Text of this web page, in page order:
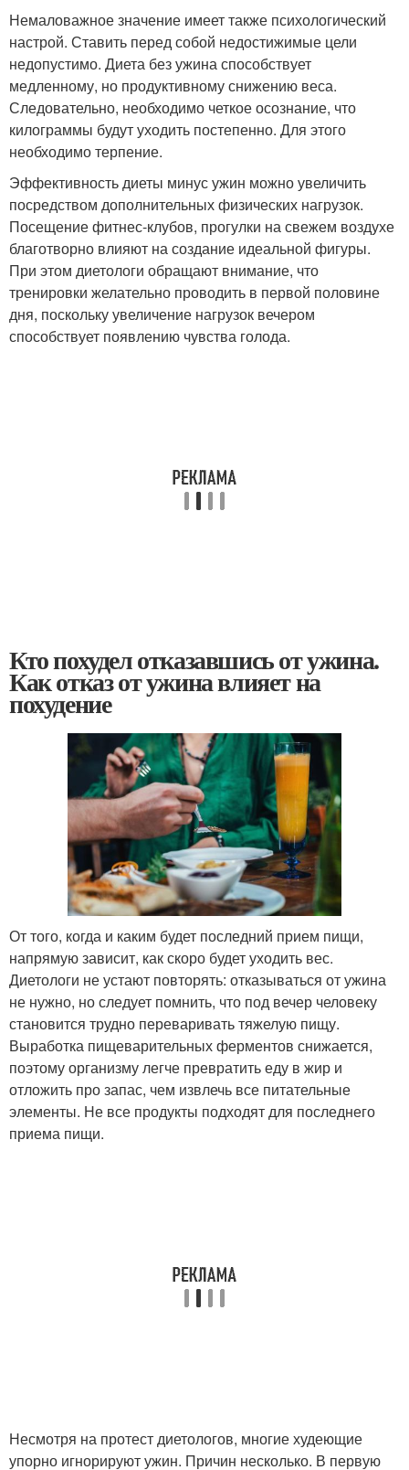
Немаловажное значение имеет также психологический
настрой. Ставить перед собой недостижимые цели
недопустимо. Диета без ужина способствует
медленному, но продуктивному снижению веса.
Следовательно, необходимо четкое осознание, что
килограммы будут уходить постепенно. Для этого
необходимо терпение.
Эффективность диеты минус ужин можно увеличить
посредством дополнительных физических нагрузок.
Посещение фитнес-клубов, прогулки на свежем воздухе
благотворно влияют на создание идеальной фигуры.
При этом диетологи обращают внимание, что
тренировки желательно проводить в первой половине
дня, поскольку увеличение нагрузок вечером
способствует появлению чувства голода.
Кто похудел отказавшись от ужина.
Как отказ от ужина влияет на
похудение
От того, когда и каким будет последний прием пищи,
напрямую зависит, как скоро будет уходить вес.
Диетологи не устают повторять: отказываться от ужина
не нужно, но следует помнить, что под вечер человеку
становится трудно переваривать тяжелую пищу.
Выработка пищеварительных ферментов снижается,
поэтому организму легче превратить еду в жир и
отложить про запас, чем извлечь все питательные
элементы. Не все продукты подходят для последнего
приема пищи.
Несмотря на протест диетологов, многие худеющие
упорно игнорируют ужин. Причин несколько. В первую